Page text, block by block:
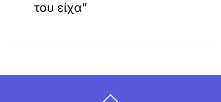
του είχα”